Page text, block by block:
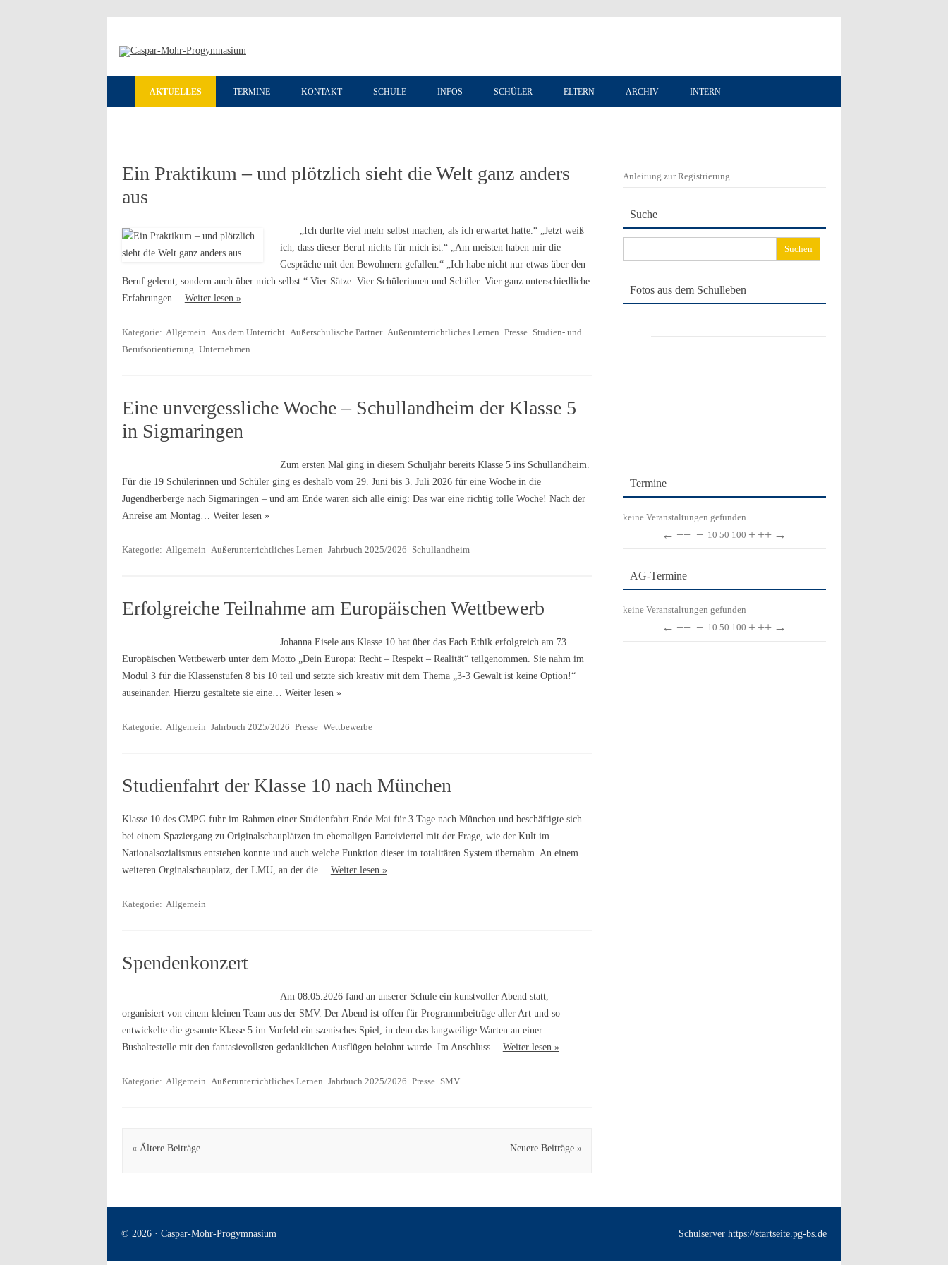
AKTUELLES TERMINE KONTAKT SCHULE INFOS SCHÜLER ELTERN ARCHIV INTERN
Ein Praktikum – und plötzlich sieht die Welt ganz anders
aus
„Ich durfte viel mehr selbst machen, als ich erwartet hatte.“ „Jetzt weiß
ich, dass dieser Beruf nichts für mich ist.“ „Am meisten haben mir die
Gespräche mit den Bewohnern gefallen.“ „Ich habe nicht nur etwas über den
Beruf gelernt, sondern auch über mich selbst.“ Vier Sätze. Vier Schülerinnen und Schüler. Vier ganz unterschiedliche
Erfahrungen… Weiter lesen »
Kategorie: Allgemein Aus dem Unterricht Außerschulische Partner Außerunterrichtliches Lernen Presse Studien- und
Berufsorientierung Unternehmen
Eine unvergessliche Woche – Schullandheim der Klasse 5
in Sigmaringen
Zum ersten Mal ging in diesem Schuljahr bereits Klasse 5 ins Schullandheim.
Für die 19 Schülerinnen und Schüler ging es deshalb vom 29. Juni bis 3. Juli 2026 für eine Woche in die
Jugendherberge nach Sigmaringen – und am Ende waren sich alle einig: Das war eine richtig tolle Woche! Nach der
Anreise am Montag… Weiter lesen »
Kategorie: Allgemein Außerunterrichtliches Lernen Jahrbuch 2025/2026 Schullandheim
Erfolgreiche Teilnahme am Europäischen Wettbewerb
Johanna Eisele aus Klasse 10 hat über das Fach Ethik erfolgreich am 73.
Europäischen Wettbewerb unter dem Motto „Dein Europa: Recht – Respekt – Realität“ teilgenommen. Sie nahm im
Modul 3 für die Klassenstufen 8 bis 10 teil und setzte sich kreativ mit dem Thema „3-3 Gewalt ist keine Option!“
auseinander. Hierzu gestaltete sie eine… Weiter lesen »
Kategorie: Allgemein Jahrbuch 2025/2026 Presse Wettbewerbe
Studienfahrt der Klasse 10 nach München
Klasse 10 des CMPG fuhr im Rahmen einer Studienfahrt Ende Mai für 3 Tage nach München und beschäftigte sich
bei einem Spaziergang zu Originalschauplätzen im ehemaligen Parteiviertel mit der Frage, wie der Kult im
Nationalsozialismus entstehen konnte und auch welche Funktion dieser im totalitären System übernahm. An einem
weiteren Orginalschauplatz, der LMU, an der die… Weiter lesen »
Kategorie: Allgemein
Spendenkonzert
Am 08.05.2026 fand an unserer Schule ein kunstvoller Abend statt,
organisiert von einem kleinen Team aus der SMV. Der Abend ist offen für Programmbeiträge aller Art und so
entwickelte die gesamte Klasse 5 im Vorfeld ein szenisches Spiel, in dem das langweilige Warten an einer
Bushaltestelle mit den fantasievollsten gedanklichen Ausflügen belohnt wurde. Im Anschluss… Weiter lesen »
Kategorie: Allgemein Außerunterrichtliches Lernen Jahrbuch 2025/2026 Presse SMV
Artikel Navigation
« Ältere Beiträge Neuere Beiträge »
Anleitung zur Registrierung
Suche
nach:
Fotos aus dem Schulleben
Termine
keine Veranstaltungen gefunden
← −− − 10 50 100 + ++ →
AG-Termine
keine Veranstaltungen gefunden
← −− − 10 50 100 + ++ →
© 2026 · Caspar-Mohr-Progymnasium Schulserver https://startseite.pg-bs.de